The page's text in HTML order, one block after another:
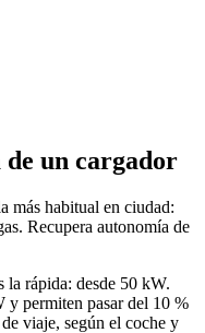
un cargador
más habitual en ciudad:
Recupera autonomía de
la rápida: desde 50 kW.
y permiten pasar del 10 %
viaje, según el coche y